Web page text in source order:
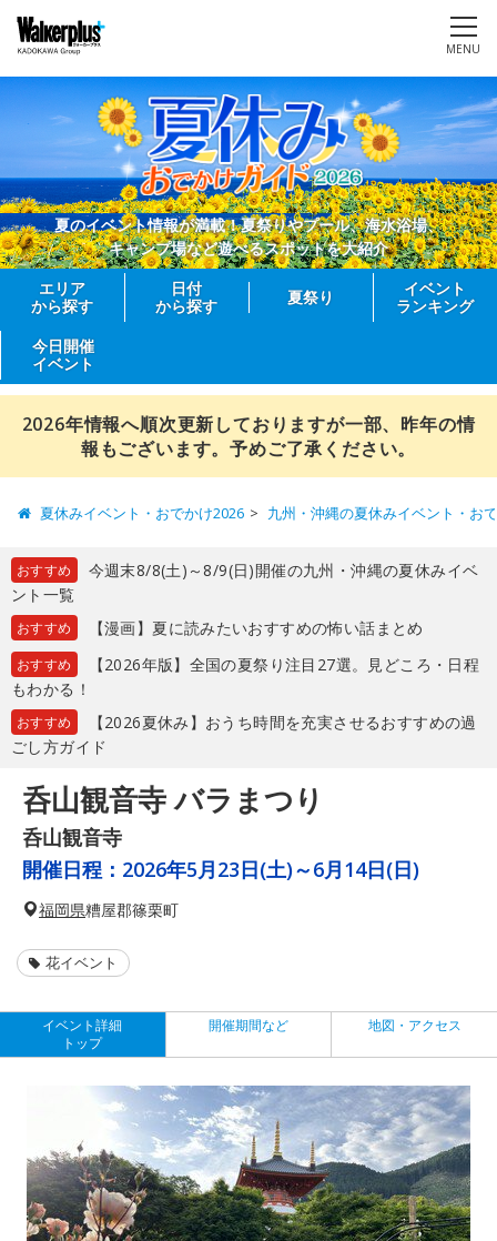
MENU
夏のイベント情報が満載！夏祭りやプール、海水浴場、
キャンプ場など遊べるスポットを大紹介
エリア
から探す
日付
から探す
夏祭り
イベント
ランキング
今日開催
イベント
2026年情報へ順次更新しておりますが一部、昨年の情
報もございます。予めご了承ください。
夏休みイベント・おでかけ2026 九州・沖縄の夏休みイベント・お
おすすめ
今週末8/8(土)～8/9(日)開催の九州・沖縄の夏休みイベ
ント一覧
おすすめ 【漫画】夏に読みたいおすすめの怖い話まとめ
おすすめ
【2026年版】全国の夏祭り注目27選。見どころ・日程
もわかる！
おすすめ
【2026夏休み】おうち時間を充実させるおすすめの過
ごし方ガイド
呑山観音寺 バラまつり
呑山観音寺
開催日程： 2026年5月23日(土)～6月14日(日)
福岡県糟屋郡篠栗町
花イベント
イベント詳細
トップ
開催期間など 地図・アクセス